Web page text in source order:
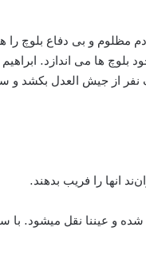
مظلوم و بی دفاع بلوچ را
بلوچ ها می اندازد.
از جیش العدل بکشد و
انها را فریب بدهند.
و عیننا نقل میشود. با